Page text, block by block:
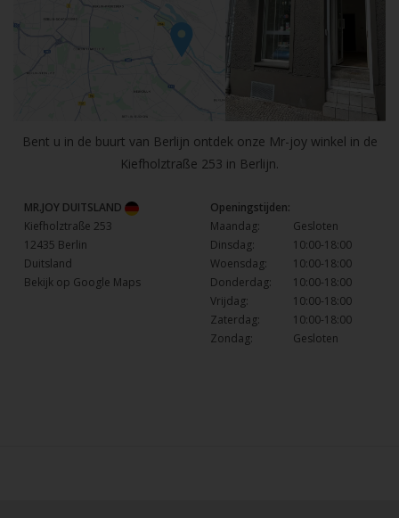
Bent u in de buurt van Berlijn ontdek onze Mr-joy winkel in de
Kiefholztraße 253 in Berlijn.
MR.JOY DUITSLAND
Kiefholztraße 253
12435 Berlin
Duitsland
Bekijk op Google Maps
Openingstijden:
Maandag:
Gesloten
Dinsdag:
10:00-18:00
Woensdag:
10:00-18:00
Donderdag:
10:00-18:00
Vrijdag:
10:00-18:00
Zaterdag:
10:00-18:00
Zondag:
Gesloten